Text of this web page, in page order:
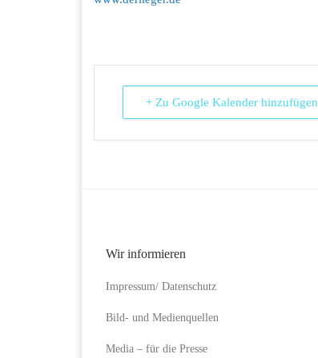
+ Zu Google Kalender hinzufügen
Wir informieren
Impressum/ Datenschutz
Bild- und Medienquellen
Media – für die Presse